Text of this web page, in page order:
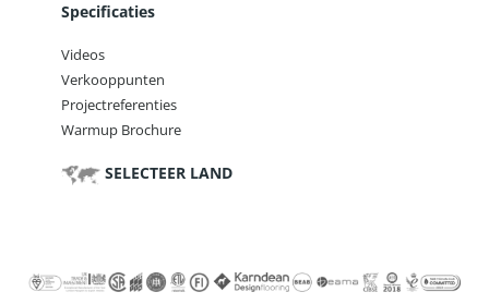
Specificaties
Videos
Verkooppunten
Projectreferenties
Warmup Brochure
SELECTEER LAND